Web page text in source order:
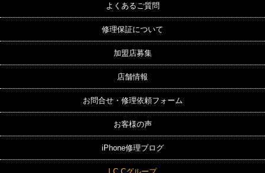
よくあるご質問
修理保証について
加盟店募集
店舗情報
お問合せ・修理依頼フォーム
お客様の声
iPhone修理ブログ